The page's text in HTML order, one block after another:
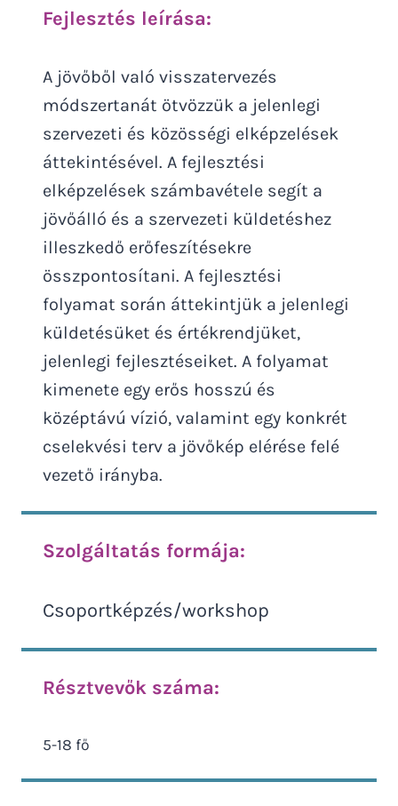
Fejlesztés leírása:
A jövőből való visszatervezés
módszertanát ötvözzük a jelenlegi
szervezeti és közösségi elképzelések
áttekintésével. A fejlesztési
elképzelések számbavétele segít a
jövőálló és a szervezeti küldetéshez
illeszkedő erőfeszítésekre
összpontosítani. A fejlesztési
folyamat során áttekintjük a jelenlegi
küldetésüket és értékrendjüket,
jelenlegi fejlesztéseiket. A folyamat
kimenete egy erős hosszú és
középtávú vízió, valamint egy konkrét
cselekvési terv a jövőkép elérése felé
vezető irányba.
Szolgáltatás formája:
Csoportképzés/workshop
Résztvevők száma:
5-18 fő